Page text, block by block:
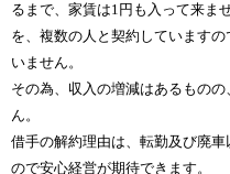
るまで、家賃は1円も入って来ま
を、複数の人と契約しています
いません。
その為、収入の増減はあるもの
ん。
借手の解約理由は、転勤及び廃
ので安心経営が期待できます。